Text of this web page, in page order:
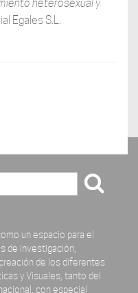
heterosexual y
Egales S.L.
un espacio para el
de investigación,
de los diferentes
y Visuales, tanto del
con especial